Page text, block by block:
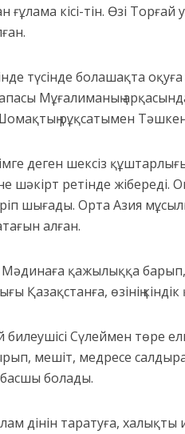
ғұлама кісі-тін. Өзі
түсінде болашақта
Мұғалиманың
рұқсатымен
деген шексіз
шәкірт ретінде
шығады. Орта Азия
алған.
қажылыққа барып,
Қазақстанға, өзінің
билеушісі Сүлеймен төре
мешіт, медресе
басшы болады.
дінін таратуға,